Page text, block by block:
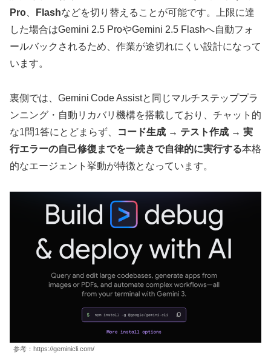
Pro
Flashなどを切り替えることが可能です。上限に達
した場合はGemini 2.5 ProやGemini 2.5 Flashへ自動フォ
ールバックされるため、作業が途切れにくい設計になって
います。
裏側では、Gemini Code Assistと同じマルチステッププラ
ンニング・自動リカバリ機構を搭載しており、チャット的
な1問1答にとどまらず、
コード生成 → テスト作成 → 実
行エラーの自己修復までを一続きで自律的に実行する本格
的なエージェント挙動が特徴となっています。
参考：https://geminicli.com/